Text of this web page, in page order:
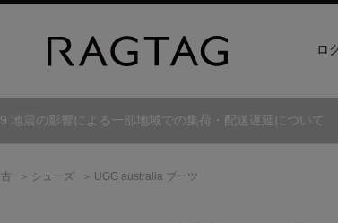
ロ
地震の影響による一部地域での集荷・配送遅延について
シューズ UGG australia ブーツ